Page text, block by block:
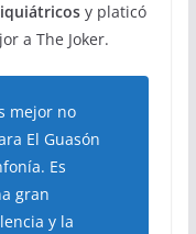
y platicó
a The Joker.
mejor no
El Guasón
Es
gran
y la